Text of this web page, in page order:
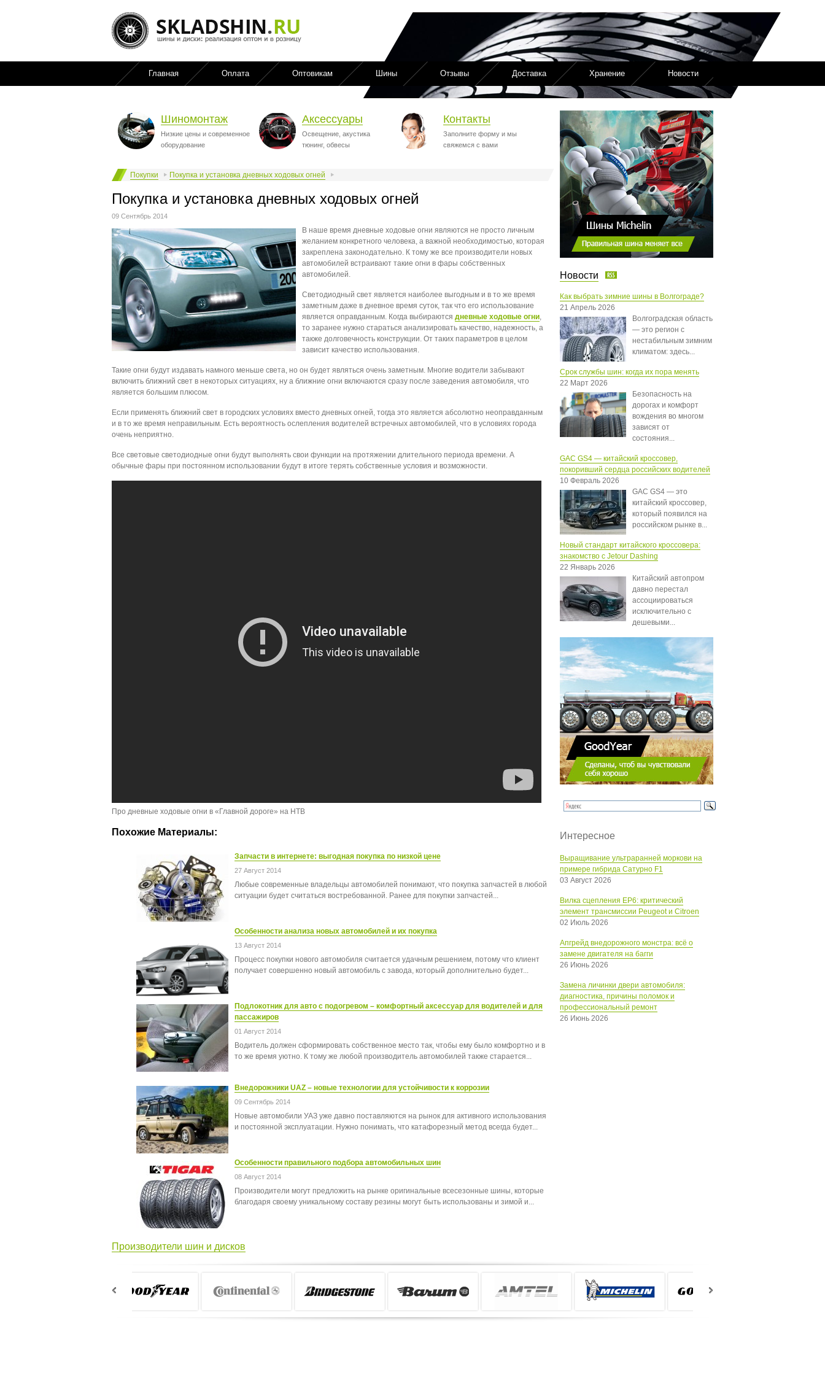
Главная Оплата Оптовикам Шины Отзывы Доставка Хранение Новости
Шиномонтаж
Низкие цены и современное
оборудование
Аксессуары
Освещение, акустика
тюнинг, обвесы
Контакты
Заполните форму и мы
свяжемся с вами
Покупки Покупка и установка дневных ходовых огней
Покупка и установка дневных ходовых огней
09 Сентябрь 2014
В наше время дневные ходовые огни являются не просто личным
желанием конкретного человека, а важной необходимостью, которая
закреплена законодательно. К тому же все производители новых
автомобилей встраивают такие огни в фары собственных
автомобилей.
Светодиодный свет является наиболее выгодным и в то же время
заметным даже в дневное время суток, так что его использование
является оправданным. Когда выбираются дневные ходовые огни,
то заранее нужно стараться анализировать качество, надежность, а
также долговечность конструкции. От таких параметров в целом
зависит качество использования.
Такие огни будут издавать намного меньше света, но он будет являться очень заметным. Многие водители забывают
включить ближний свет в некоторых ситуациях, ну а ближние огни включаются сразу после заведения автомобиля, что
является большим плюсом.
Если применять ближний свет в городских условиях вместо дневных огней, тогда это является абсолютно неоправданным
и в то же время неправильным. Есть вероятность ослепления водителей встречных автомобилей, что в условиях города
очень неприятно.
Все световые светодиодные огни будут выполнять свои функции на протяжении длительного периода времени. А
обычные фары при постоянном использовании будут в итоге терять собственные условия и возможности.
Про дневные ходовые огни в «Главной дороге» на НТВ
Похожие Материалы:
Запчасти в интернете: выгодная покупка по низкой цене
27 Август 2014
Любые современные владельцы автомобилей понимают, что покупка запчастей в любой
ситуации будет считаться востребованной. Ранее для покупки запчастей...
Особенности анализа новых автомобилей и их покупка
13 Август 2014
Процесс покупки нового автомобиля считается удачным решением, потому что клиент
получает совершенно новый автомобиль с завода, который дополнительно будет...
Подлокотник для авто с подогревом – комфортный аксессуар для водителей и для
пассажиров
01 Август 2014
Водитель должен сформировать собственное место так, чтобы ему было комфортно и в
то же время уютно. К тому же любой производитель автомобилей также старается...
Внедорожники UAZ – новые технологии для устойчивости к коррозии
09 Сентябрь 2014
Новые автомобили УАЗ уже давно поставляются на рынок для активного использования
и постоянной эксплуатации. Нужно понимать, что катафорезный метод всегда будет...
Особенности правильного подбора автомобильных шин
08 Август 2014
Производители могут предложить на рынке оригинальные всесезонные шины, которые
благодаря своему уникальному составу резины могут быть использованы и зимой и...
Новости
Как выбрать зимние шины в Волгограде?
21 Апрель 2026
Волгоградская область
— это регион с
нестабильным зимним
климатом: здесь...
Срок службы шин: когда их пора менять
22 Март 2026
Безопасность на
дорогах и комфорт
вождения во многом
зависят от
состояния...
GAC GS4 — китайский кроссовер,
покоривший сердца российских водителей
10 Февраль 2026
GAC GS4 — это
китайский кроссовер,
который появился на
российском рынке в...
Новый стандарт китайского кроссовера:
знакомство с Jetour Dashing
22 Январь 2026
Китайский автопром
давно перестал
ассоциироваться
исключительно с
дешевыми...
Интересное
Выращивание ультраранней моркови на
примере гибрида Сатурно F1
03 Август 2026
Вилка сцепления EP6: критический
элемент трансмиссии Peugeot и Citroen
02 Июль 2026
Апгрейд внедорожного монстра: всё о
замене двигателя на багги
26 Июнь 2026
Замена личинки двери автомобиля:
диагностика, причины поломок и
профессиональный ремонт
26 Июнь 2026
Производители шин и дисков